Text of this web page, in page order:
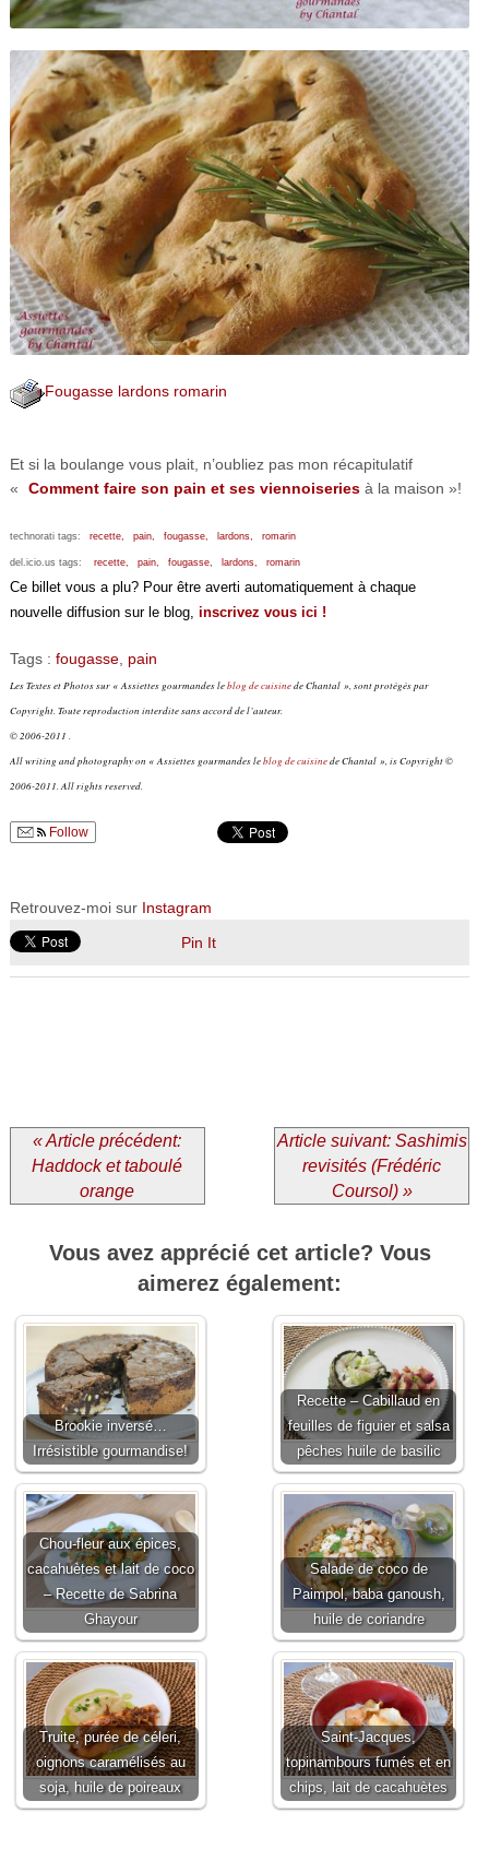
Fougasse lardons romarin
Et si la boulange vous plait, n’oubliez pas mon récapitulatif
«
Comment faire son pain et ses viennoiseriesà la maison »!
technorati tags: recette, pain, fougasse, lardons, romarin
del.icio.us tags: recette, pain, fougasse, lardons, romarin
Ce billet vous a plu? Pour être averti automatiquement à chaque
nouvelle diffusion sur le blog, inscrivez vous ici !
Tags : fougasse, pain
Les Textes et Photos sur « Assiettes gourmandes leblog de cuisinede Chantal », sont protégés par
Copyright. Toute reproduction interdite sans accord de l’auteur.
© 2006-2011 .
All writing and photography on « Assiettes gourmandes leblog de cuisinede Chantal », is Copyright ©
2006-2011. All rights reserved.
Follow
Retrouvez-moi sur Instagram
Pin It
« Article précédent:
Haddock et taboulé
orange
Article suivant: Sashimis
revisités (Frédéric
Coursol) »
Vous avez apprécié cet article? Vous
aimerez également:
Brookie inversé…
Irrésistible gourmandise!
Recette – Cabillaud en
feuilles de figuier et salsa
pêches huile de basilic
Chou-fleur aux épices,
cacahuètes et lait de coco
– Recette de Sabrina
Ghayour
Salade de coco de
Paimpol, baba ganoush,
huile de coriandre
Truite, purée de céleri,
oignons caramélisés au
soja, huile de poireaux
Saint-Jacques,
topinambours fumés et en
chips, lait de cacahuètes